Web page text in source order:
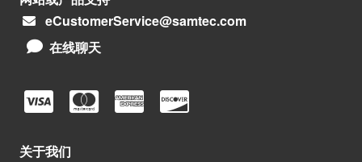
eCustomerService@samtec.com
在线聊天
关于我们